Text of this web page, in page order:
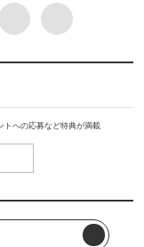
トへの応募など特典が満載